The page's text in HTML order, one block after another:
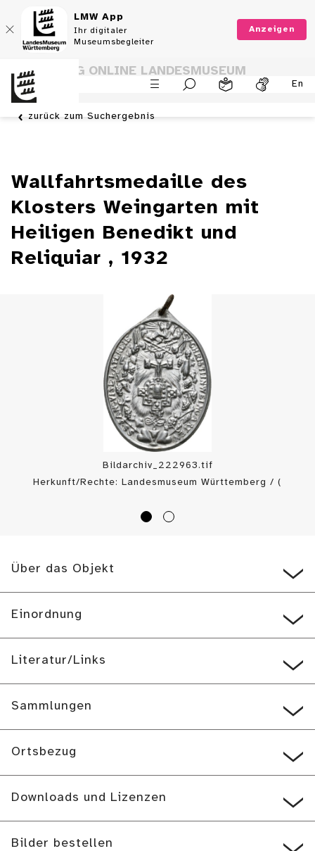
LMW App
Ihr digitaler
Museumsbegleiter
Anzeigen
En
SAMMLUNG ONLINE LANDESMUSEUM
WÜRTTEMBERG
zurück zum Suchergebnis
Wallfahrtsmedaille des
Klosters Weingarten mit
Heiligen Benedikt und
Reliquiar , 1932
Bildarchiv_222963.tif
Herkunft/Rechte: Landesmuseum Württemberg / (
Über das Objekt
Einordnung
Literatur/Links
Sammlungen
Ortsbezug
Downloads und Lizenzen
Bilder bestellen